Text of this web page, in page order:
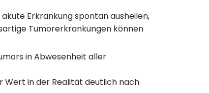
Erkrankung spontan ausheilen,
Tumorerkrankungen können
in Abwesenheit aller
Wert in der Realität deutlich nach